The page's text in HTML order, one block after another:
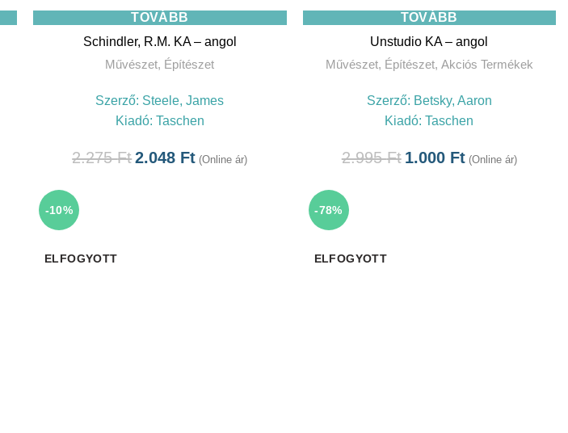
TOVÁBB
Schindler, R.M. KA – angol
Művészet, Építészet
Szerző: Steele, James
Kiadó: Taschen
2.275Ft2.048 Ft (Online ár)
TOVÁBB
Unstudio KA – angol
Művészet, Építészet, Akciós Termékek
Szerző: Betsky, Aaron
Kiadó:Taschen
2.995Ft 1.000 Ft (Online ár)
-10%
ELFOGYOTT
-78%
ELFOGYOTT